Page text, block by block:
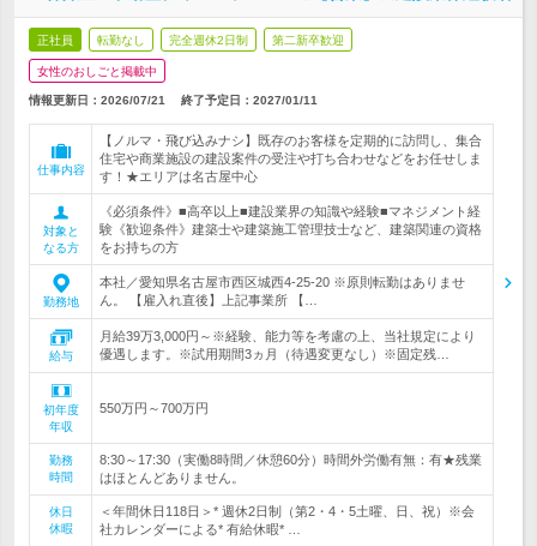
正社員 転勤なし 完全週休2日制 第二新卒歓迎
女性のおしごと掲載中
情報更新日：2026/07/21 終了予定日： 2027/01/11
仕事内容
【ノルマ・飛び込みナシ】既存のお客様を定期的に訪問し、集合
住宅や商業施設の建設案件の受注や打ち合わせなどをお任せしま
す！★エリアは名古屋中心
対象と
なる方
《必須条件》■高卒以上■建設業界の知識や経験■マネジメント経
験《歓迎条件》建築士や建築施工管理技士など、建築関連の資格
をお持ちの方
勤務地
本社／愛知県名古屋市西区城西4-25-20 ※原則転勤はありませ
ん。 【雇入れ直後】上記事業所 【…
給与
月給39万3,000円～※経験、能力等を考慮の上、当社規定により
優遇します。※試用期間3ヵ月（待遇変更なし）※固定残…
初年度
年収
550万円～700万円
勤務
時間
8:30～17:30（実働8時間／休憩60分）時間外労働有無：有★残業
はほとんどありません。
休日
休暇
＜年間休日118日＞* 週休2日制（第2・4・5土曜、日、祝）※会
社カレンダーによる* 有給休暇* …